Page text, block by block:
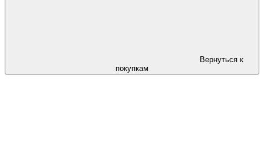
Вернуться к
покупкам